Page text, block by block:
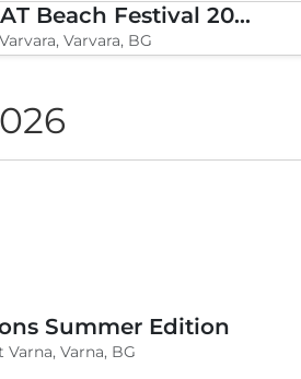
BLVKCAT Beach Festival 2026, Wake up Varvara